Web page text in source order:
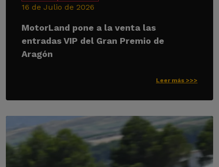
16 de Julio de 2026
MotorLand pone a la venta las
entradas VIP del Gran Premio de
Aragón
Leer más >>>